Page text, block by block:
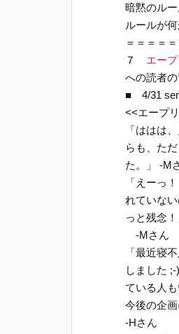
暗黙のル
ルールが
＝＝＝＝
７ エー
への読者
■ 4/31
<<エープ
「ははは
らも、た
た。」 -M
「えーっ
れていな
っと残念！
-Mさん
「最近寝
しました
ている人
今後の企画
-Hさん